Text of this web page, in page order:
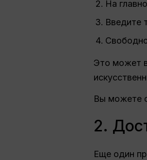
На
Введите
Это может
Вы можете
2.
Еще один